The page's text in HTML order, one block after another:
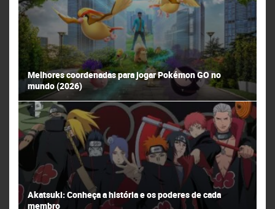
Melhores coordenadas para jogar Pokémon GO no
mundo (2026)
Akatsuki: Conheça a história e os poderes de cada
membro